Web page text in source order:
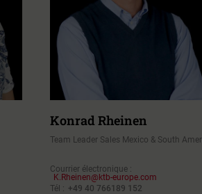
Konrad Rheinen
Team Leader Sales Mexico & South
Courrier électronique :
K.Rheinen@ktb-europe.com
Tél : +49 40 766189 152